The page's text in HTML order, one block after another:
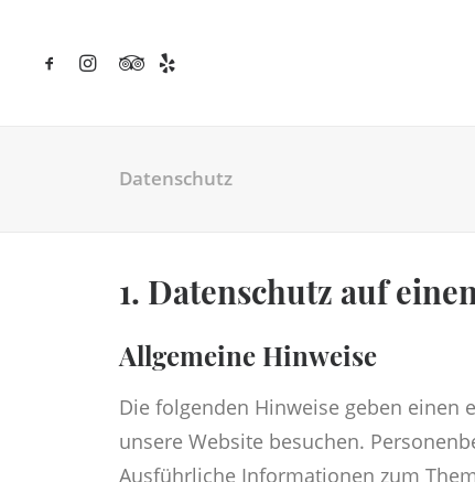
Datenschutz
1. Datenschutz auf
Allgemeine Hinweise
Die folgenden Hinweise geben einen
unsere Website besuchen.
Ausführliche Informationen zum